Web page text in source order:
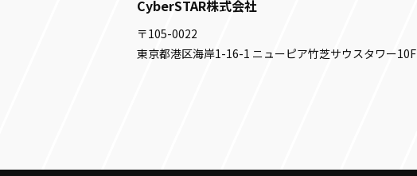
CyberSTAR株式会社
〒105-0022
東京都港区海岸1-16-1 ニューピア竹芝サウスタワー10F